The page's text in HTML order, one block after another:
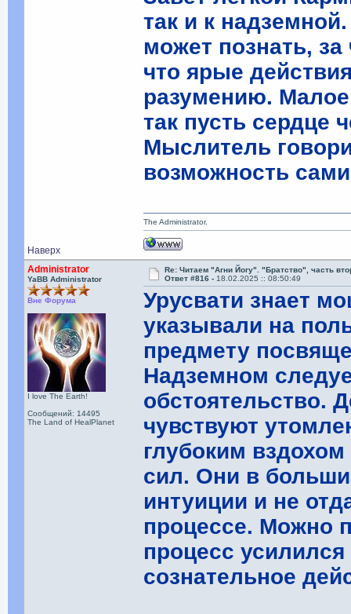
так и к
может познать,
что ярые
разумению. Малое
так пусть сердце
Мыслитель
возможность
Наверх
The Administrator.
Administrator
YaBB Administrator
Вне Форума
I love The Earth!
Сообщений: 14495
The Land of HealPlanet
Re: Читаем "Агни Йогу". "Братство", часть
Ответ #816 - 18.02.2025 :: 08:50:49
Урусвати знает
указывали на
предмету
Надземном
обстоятельство.
чувствуют
глубоким
сил. Они в
интуиции и не
процессе. Можно
процесс
сознательное